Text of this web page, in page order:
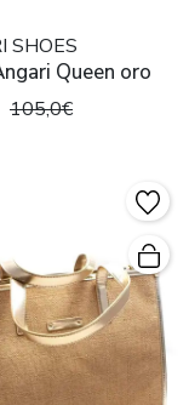
SHOES
Queen oro
105,0€